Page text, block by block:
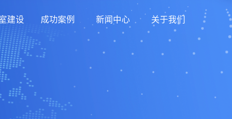
建设 成功案例 新闻中心 关于我们